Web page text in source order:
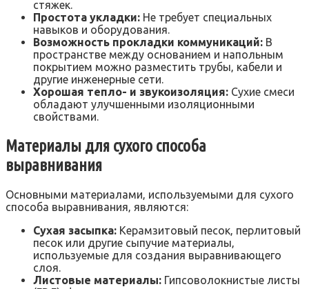
стяжек.
Простота укладки: Не требует специальных
навыков и оборудования.
Возможность прокладки коммуникаций: В
пространстве между основанием и напольным
покрытием можно разместить трубы‚ кабели и
другие инженерные сети.
Хорошая тепло- и звукоизоляция: Сухие смеси
обладают улучшенными изоляционными
свойствами.
Материалы для сухого способа
выравнивания
Основными материалами‚ используемыми для сухого
способа выравнивания‚ являются:
Сухая засыпка: Керамзитовый песок‚ перлитовый
песок или другие сыпучие материалы‚
используемые для создания выравнивающего
слоя.
Листовые материалы: Гипсоволокнистые листы